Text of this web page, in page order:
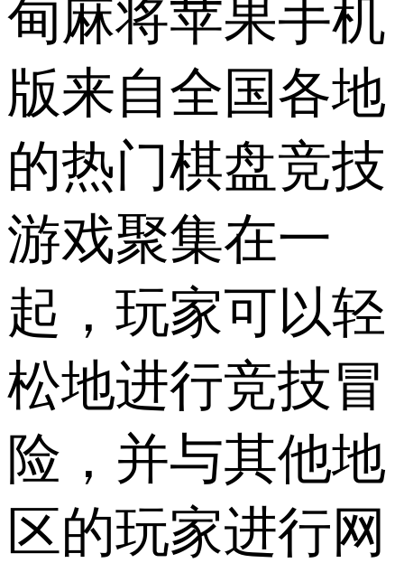
甸麻将苹果手机
版来自全国各地
的热门棋盘竞技
游戏聚集在一
起，玩家可以轻
松地进行竞技冒
险，并与其他地
区的玩家进行网